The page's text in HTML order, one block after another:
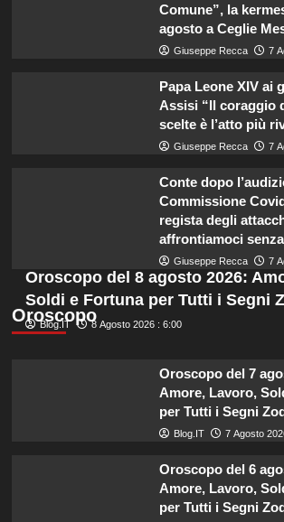
Comune”, la
agosto a Ceglie
Giuseppe Recca 7
Papa Leone XIV ai
Assisi “Il coraggio
scelte è l’atto più
Giuseppe Recca 7
Conte dopo
Commissione
regista degli
affrontiamoci
Giuseppe Recca 7
Oroscopo
Oroscopo del 8 agosto 2026:
Soldi e Fortuna per Tutti i Segni
Blog.IT 8 Agosto 2026 : 6:00
Oroscopo del 7
Amore, Lavoro,
per Tutti i Segni
Blog.IT 7 Agosto
Oroscopo del 6
Amore, Lavoro,
per Tutti i Segni